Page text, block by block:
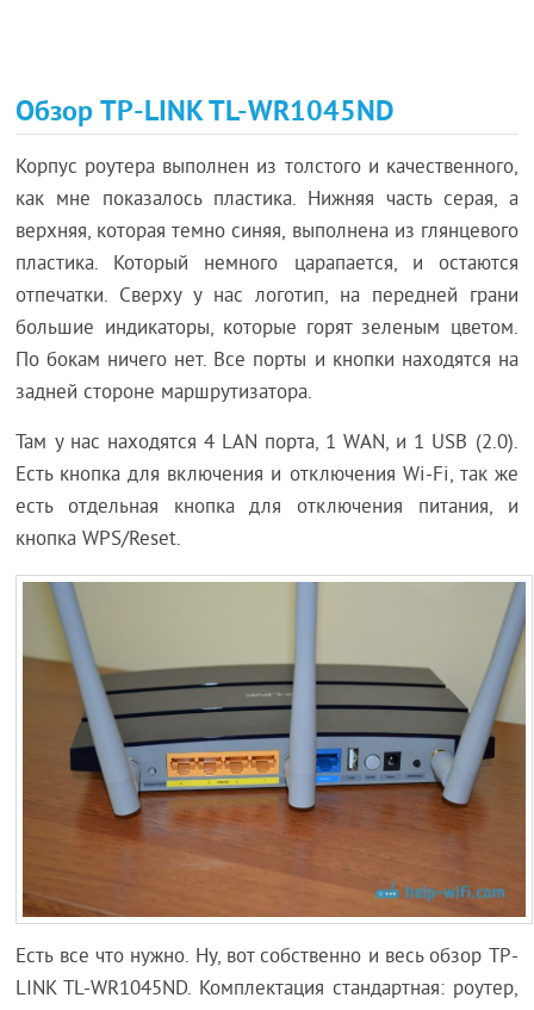
Обзор TP-LINK TL-WR1045ND
Корпус роутера выполнен из толстого и качественного,
как мне показалось пластика. Нижняя часть серая, а
верхняя, которая темно синяя, выполнена из глянцевого
пластика. Который немного царапается, и остаются
отпечатки. Сверху у нас логотип, на передней грани
большие индикаторы, которые горят зеленым цветом.
По бокам ничего нет. Все порты и кнопки находятся на
задней стороне маршрутизатора.
Там у нас находятся 4 LAN порта, 1 WAN, и 1 USB (2.0).
Есть кнопка для включения и отключения Wi-Fi, так же
есть отдельная кнопка для отключения питания, и
кнопка WPS/Reset.
Есть все что нужно. Ну, вот собственно и весь обзор TP-
LINK TL-WR1045ND. Комплектация стандартная: роутер,